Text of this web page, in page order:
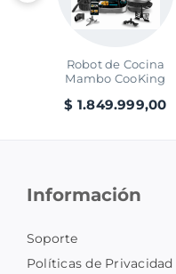
Robot de Cocina
Mambo CooKing
$ 1.849.999,00
Información
Soporte
Políticas de Privacidad